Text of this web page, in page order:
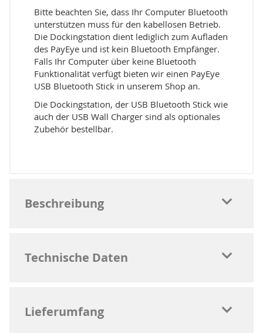
Bitte beachten Sie, dass Ihr Computer Bluetooth
unterstützen muss für den kabellosen Betrieb.
Die Dockingstation dient lediglich zum Aufladen
des PayEye und ist kein Bluetooth Empfänger.
Falls Ihr Computer über keine Bluetooth
Funktionalität verfügt bieten wir einen PayEye
USB Bluetooth Stick in unserem Shop an.
Die Dockingstation, der USB Bluetooth Stick wie
auch der USB Wall Charger sind als optionales
Zubehör bestellbar.
Beschreibung
Technische Daten
Lieferumfang